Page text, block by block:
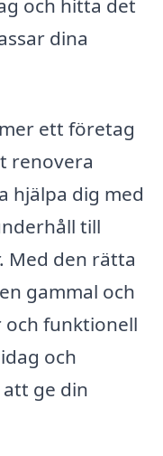
och hitta det
dina
ett företag
renovera
hjälpa dig med
till
Med den rätta
gammal och
och funktionell
och
ge din